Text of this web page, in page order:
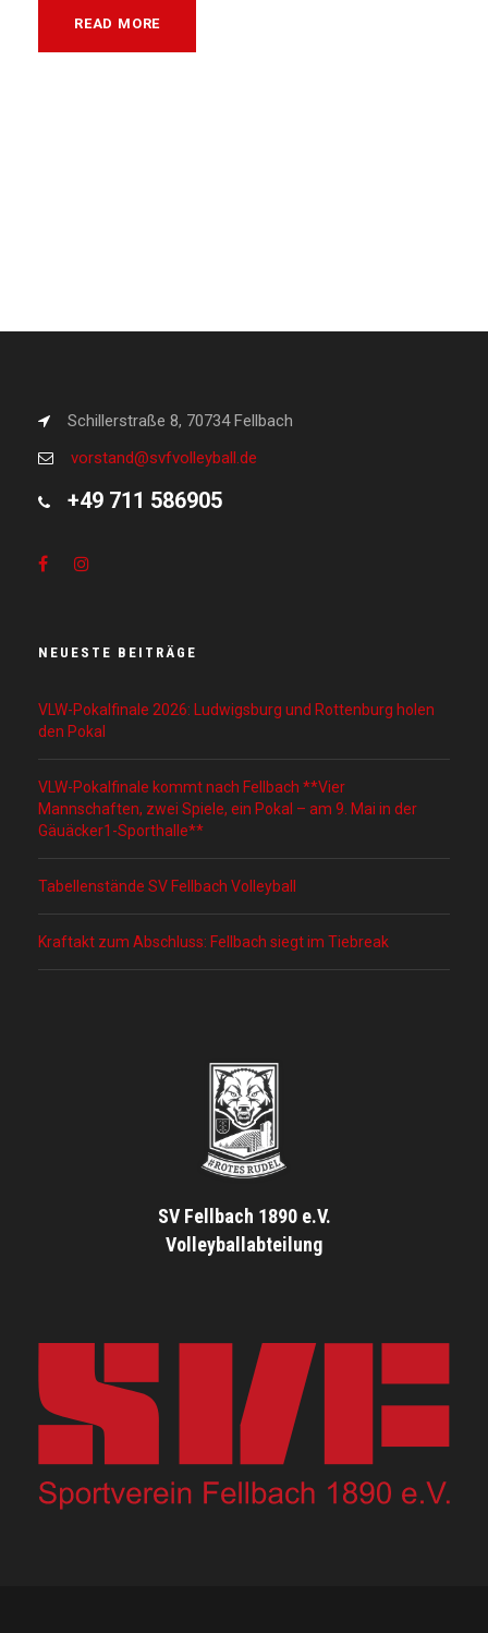
READ MORE
Schillerstraße 8, 70734 Fellbach
vorstand@svfvolleyball.de
+49 711 586905
NEUESTE BEITRÄGE
VLW-Pokalfinale 2026: Ludwigsburg und Rottenburg holen
den Pokal
VLW-Pokalfinale kommt nach Fellbach **Vier
Mannschaften, zwei Spiele, ein Pokal – am 9. Mai in der
Gäuäcker1-Sporthalle**
Tabellenstände SV Fellbach Volleyball
Kraftakt zum Abschluss: Fellbach siegt im Tiebreak
SV Fellbach 1890 e.V.
Volleyballabteilung